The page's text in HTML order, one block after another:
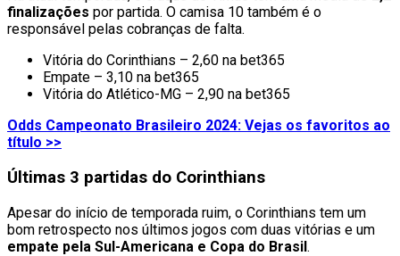
finalizações por partida. O camisa 10 também é o
responsável pelas cobranças de falta.
Vitória do Corinthians – 2,60 na bet365
Empate – 3,10 na bet365
Vitória do Atlético-MG – 2,90 na bet365
Odds Campeonato Brasileiro 2024: Vejas os favoritos ao
título >>
Últimas 3 partidas do Corinthians
Apesar do início de temporada ruim, o Corinthians tem um
bom retrospecto nos últimos jogos com duas vitórias e um
empate pela Sul-Americana e Copa do Brasil.